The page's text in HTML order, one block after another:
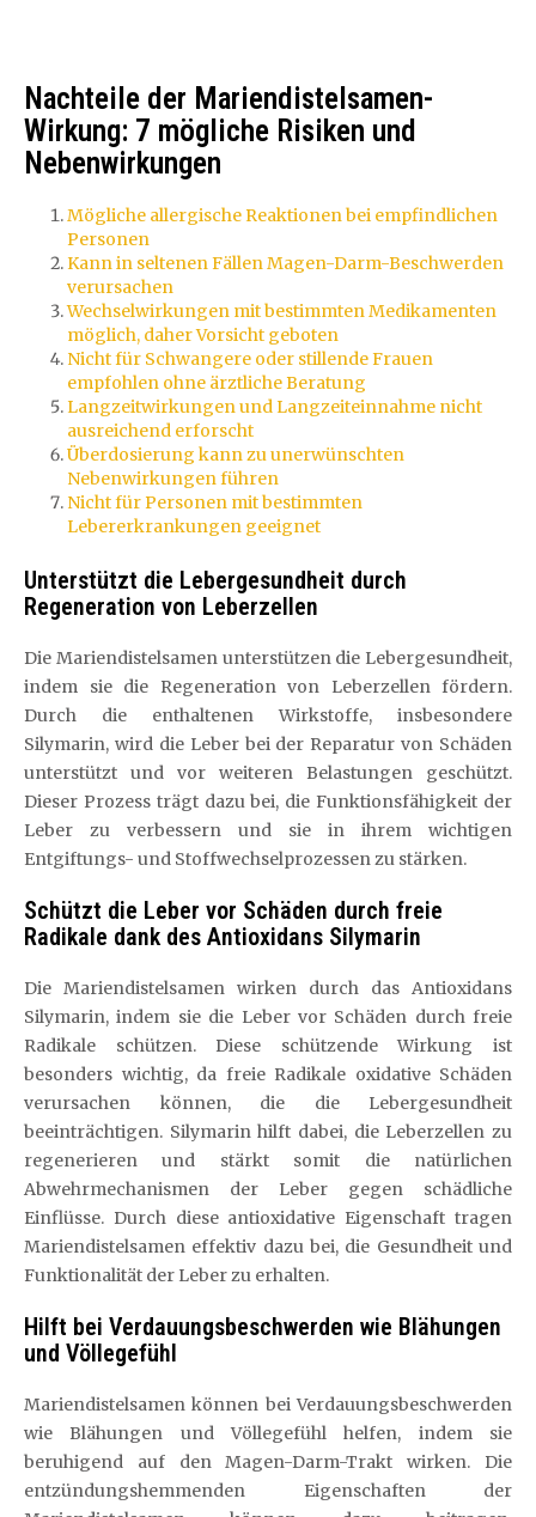
Nachteile der Mariendistelsamen-
Wirkung: 7 mögliche Risiken und
Nebenwirkungen
Mögliche allergische Reaktionen bei empfindlichen
Personen
Kann in seltenen Fällen Magen-Darm-Beschwerden
verursachen
Wechselwirkungen mit bestimmten Medikamenten
möglich, daher Vorsicht geboten
Nicht für Schwangere oder stillende Frauen
empfohlen ohne ärztliche Beratung
Langzeitwirkungen und Langzeiteinnahme nicht
ausreichend erforscht
Überdosierung kann zu unerwünschten
Nebenwirkungen führen
Nicht für Personen mit bestimmten
Lebererkrankungen geeignet
Unterstützt die Lebergesundheit durch
Regeneration von Leberzellen
Die Mariendistelsamen unterstützen die Lebergesundheit,
indem sie die Regeneration von Leberzellen fördern.
Durch die enthaltenen Wirkstoffe, insbesondere
Silymarin, wird die Leber bei der Reparatur von Schäden
unterstützt und vor weiteren Belastungen geschützt.
Dieser Prozess trägt dazu bei, die Funktionsfähigkeit der
Leber zu verbessern und sie in ihrem wichtigen
Entgiftungs- und Stoffwechselprozessen zu stärken.
Schützt die Leber vor Schäden durch freie
Radikale dank des Antioxidans Silymarin
Die Mariendistelsamen wirken durch das Antioxidans
Silymarin, indem sie die Leber vor Schäden durch freie
Radikale schützen. Diese schützende Wirkung ist
besonders wichtig, da freie Radikale oxidative Schäden
verursachen können, die die Lebergesundheit
beeinträchtigen. Silymarin hilft dabei, die Leberzellen zu
regenerieren und stärkt somit die natürlichen
Abwehrmechanismen der Leber gegen schädliche
Einflüsse. Durch diese antioxidative Eigenschaft tragen
Mariendistelsamen effektiv dazu bei, die Gesundheit und
Funktionalität der Leber zu erhalten.
Hilft bei Verdauungsbeschwerden wie Blähungen
und Völlegefühl
Mariendistelsamen können bei Verdauungsbeschwerden
wie Blähungen und Völlegefühl helfen, indem sie
beruhigend auf den Magen-Darm-Trakt wirken. Die
entzündungshemmenden Eigenschaften der